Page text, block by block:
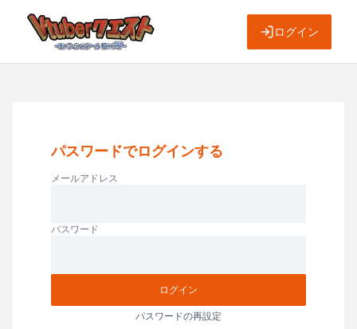
ログイン
パスワードでログインする
メールアドレス
パスワード
ログイン
パスワードの再設定